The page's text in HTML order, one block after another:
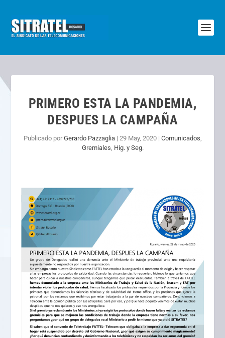
PRIMERO ESTA LA PANDEMIA,
DESPUES LA CAMPAÑA
Publicado porGerardo Pazzaglia| 29 May, 2020| Comunicados,
Gremiales, Hig. y Seg.